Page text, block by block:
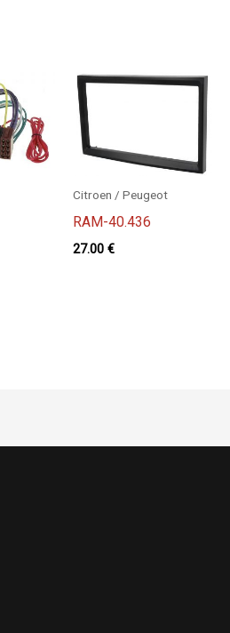
Citroen / Peugeot
RAM-40.436
27.00€